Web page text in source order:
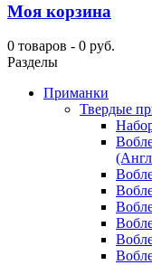
Моя корзина
0 товаров - 0 руб.
Разделы
Приманки
Твердые